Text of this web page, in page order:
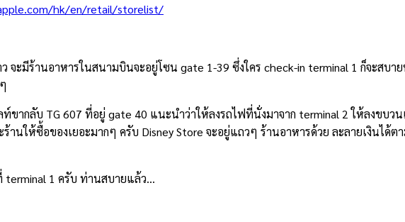
hk/en/retail/storelist/
จะมีร้านอาหารในสนามบินจะอยู่โซน gate 1-39 ซึ่งใคร check-in terminal 1 ก็จะสบ
ขากลับ TG 607 ที่อยู่ gate 40 แนะนำว่าให้ลงรถไฟที่นั่งมาจาก terminal 2 ให้ลงขบ
นให้ซื้อของเยอะมากๆ ครับ Disney Store จะอยู่แถวๆ ร้านอาหารด้วย ละลายเงินได้ต
terminal 1 ครับ ท่านสบายแล้ว…